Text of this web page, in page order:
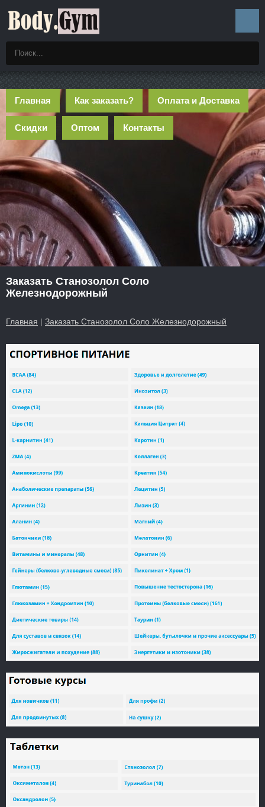
Главная Как заказать? Оплата и Доставка
Скидки Оптом Контакты
Заказать Станозолол Соло
Железнодорожный
Главная | Заказать Станозолол Соло Железнодорожный